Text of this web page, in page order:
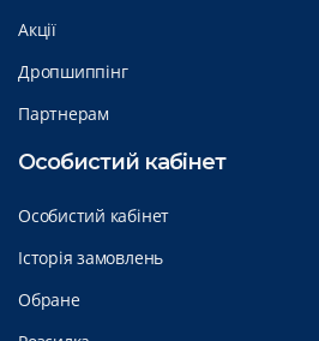
Акції
Дропшиппінг
Партнерам
Особистий кабінет
Особистий кабінет
Історія замовлень
Обране